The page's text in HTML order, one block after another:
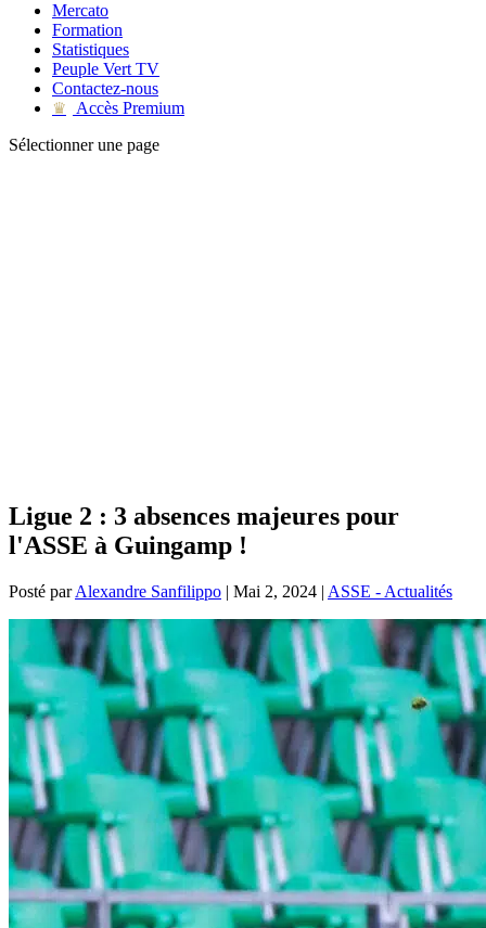
Mercato
Formation
Statistiques
Peuple Vert TV
Contactez-nous
♛
Accès Premium
Sélectionner une page
Ligue 2 : 3 absences majeures pour
l'ASSE à Guingamp !
Posté parAlexandre Sanfilippo | Mai 2, 2024 | ASSE - Actualités